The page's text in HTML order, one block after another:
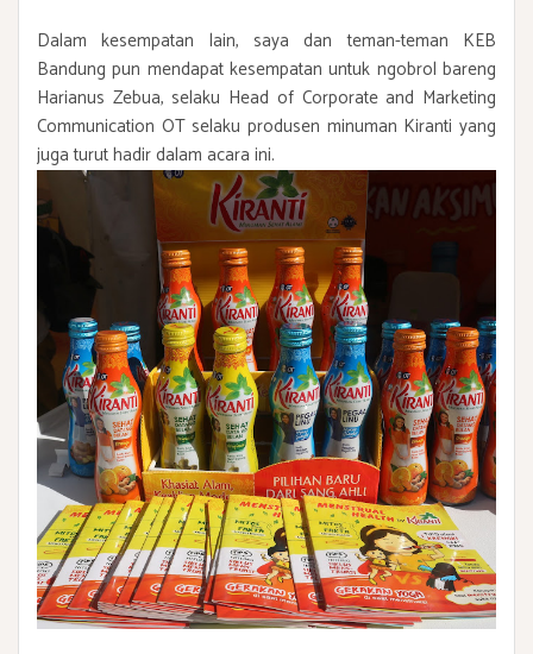
Dalam kesempatan lain, saya dan teman-teman KEB
Bandung pun mendapat kesempatan untuk ngobrol bareng
Harianus Zebua, selaku Head of Corporate and Marketing
Communication OT selaku produsen minuman Kiranti yang
juga turut hadir dalam acara ini.